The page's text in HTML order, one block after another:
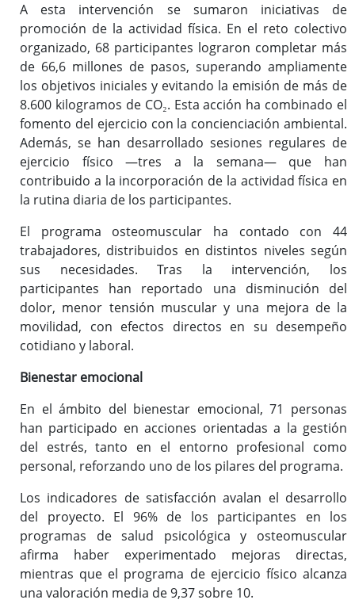
A esta intervención se sumaron iniciativas de
promoción de la actividad física. En el reto colectivo
organizado, 68 participantes lograron completar más
de 66,6 millones de pasos, superando ampliamente
los objetivos iniciales y evitando la emisión de más de
8.600 kilogramos de CO₂. Esta acción ha combinado el
fomento del ejercicio con la concienciación ambiental.
Además, se han desarrollado sesiones regulares de
ejercicio físico —tres a la semana— que han
contribuido a la incorporación de la actividad física en
la rutina diaria de los participantes.
El programa osteomuscular ha contado con 44
trabajadores, distribuidos en distintos niveles según
sus necesidades. Tras la intervención, los
participantes han reportado una disminución del
dolor, menor tensión muscular y una mejora de la
movilidad, con efectos directos en su desempeño
cotidiano y laboral.
Bienestar emocional
En el ámbito del bienestar emocional, 71 personas
han participado en acciones orientadas a la gestión
del estrés, tanto en el entorno profesional como
personal, reforzando uno de los pilares del programa.
Los indicadores de satisfacción avalan el desarrollo
del proyecto. El 96% de los participantes en los
programas de salud psicológica y osteomuscular
afirma haber experimentado mejoras directas,
mientras que el programa de ejercicio físico alcanza
una valoración media de 9,37 sobre 10.